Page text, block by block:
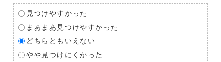
見つけやすかった
まあまあ見つけやすかった
どちらともいえない
やや見つけにくかった